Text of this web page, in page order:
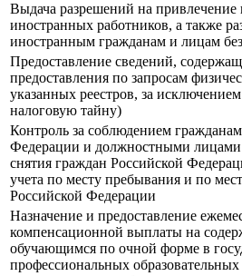
Выдача разрешений на привлечение
иностранных работников, а также
иностранным гражданам и лицам
Предоставление сведений,
предоставления по запросам
указанных реестров, за
налоговую тайну)
Контроль за соблюдением
Федерации и должностными лицами
снятия граждан Российской
учета по месту пребывания и по
Российской Федерации
Назначение и предоставление
компенсационной выплаты на
обучающимся по очной форме в
профессиональных образовательных